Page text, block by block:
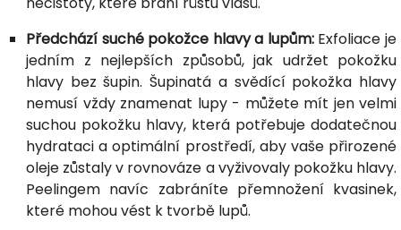
Předchází suché pokožce hlavy a lupům:Exfoliace je
jedním z nejlepších způsobů, jak udržet pokožku
hlavy bez šupin. Šupinatá a svědící pokožka hlavy
nemusí vždy znamenat lupy - můžete mít jen velmi
suchou pokožku hlavy, která potřebuje dodatečnou
hydrataci a optimální prostředí, aby vaše přirozené
oleje zůstaly v rovnováze a vyživovaly pokožku hlavy.
Peelingem navíc zabráníte přemnožení kvasinek,
které mohou vést k tvorbě lupů.